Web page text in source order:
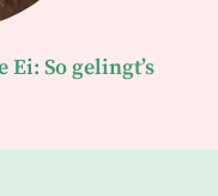
So gelingt’s